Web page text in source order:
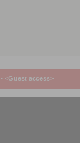
<Guest access>